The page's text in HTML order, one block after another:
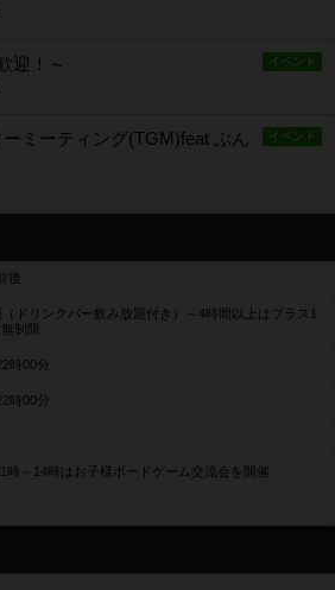
イベント
迎！～
イベント
ミーティング(TGM)feat ぶん
後
ドリンクバー飲み放題付き）～4時間以上はプラス1
制限
時00分
時00分
時～14時はお子様ボードゲーム交流会を開催